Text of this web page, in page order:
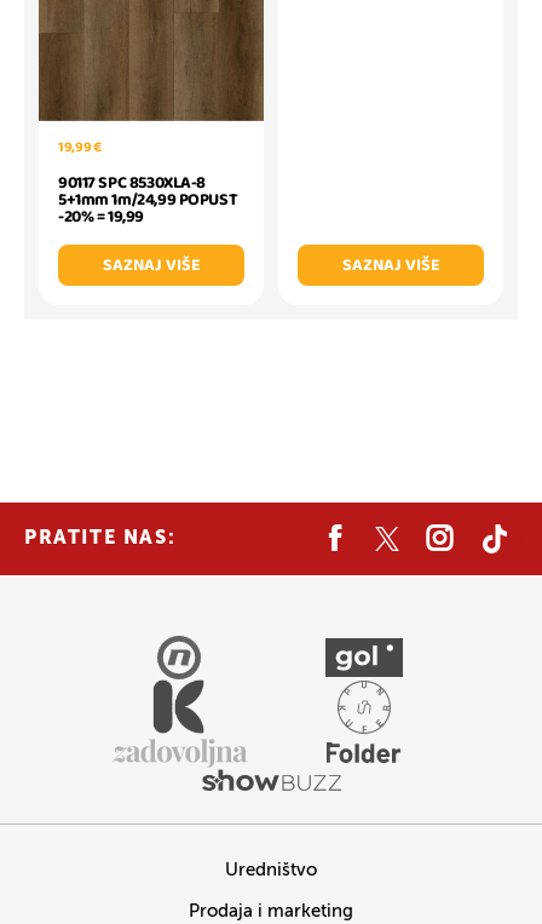
19,99 €
90117 SPC 8530XLA-8
5+1mm 1m/24,99 POPUST
-20% = 19,99
SAZNAJ VIŠE
SAZNAJ VIŠE
PRATITE NAS:
Uredništvo
Prodaja i marketing